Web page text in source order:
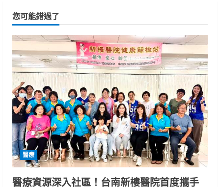
您可能錯過了
醫療
醫療資源深入社區！台南新樓醫院首度攜手